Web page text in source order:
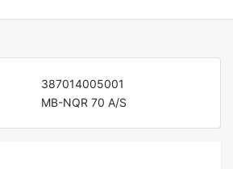
387014005001
MB-NQR 70 A/S